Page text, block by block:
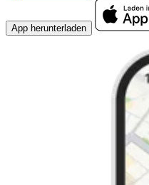
App herunterladen